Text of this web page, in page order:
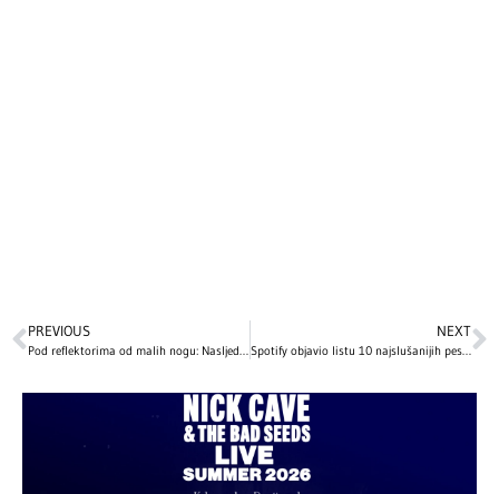
PREVIOUS
Pod reflektorima od malih nogu: Nasljednici naših velikih zvijezda stekli su popularnost još u djetinjstvu
NEXT
Spotify objavio listu 10 najslušanijih pesama u istoriji – jedna je proglašena najboljom pesmom svih vremena!